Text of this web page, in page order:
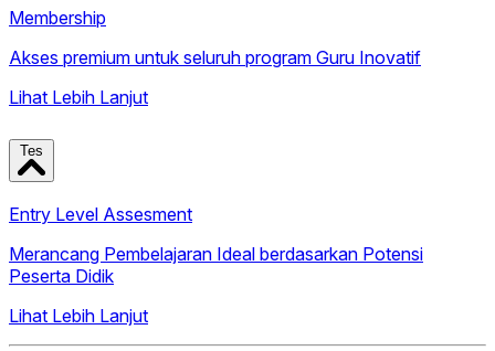
Membership
Akses premium untuk seluruh program Guru Inovatif
Lihat Lebih Lanjut
Tes
Entry Level Assesment
Merancang Pembelajaran Ideal berdasarkan Potensi
Peserta Didik
Lihat Lebih Lanjut